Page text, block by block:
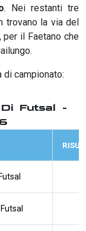
. Nei restanti tre
trovano la via del
per il Faetano che
di campionato:
Futsal -